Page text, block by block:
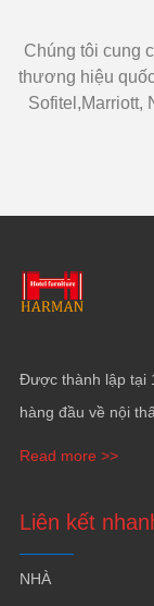
Chúng tôi cung
thương hiệu
Sofitel,Marriott,
Được thành lập tại
hàng đầu về nội
Read more >>
Liên kết
NHÀ